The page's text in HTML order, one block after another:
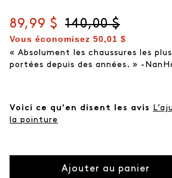
Prix actuel
89,99 $ Prix d'origine
140,00 $
Vous économisez 50,01 $
« Absolument les chaussures les
portées depuis des années. » -
Voici ce qu'en disent les avis
la pointure
Ajouter au panier